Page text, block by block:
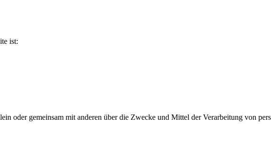
ist:
oder gemeinsam mit anderen über die Zwecke und Mittel der Verarbeitung von